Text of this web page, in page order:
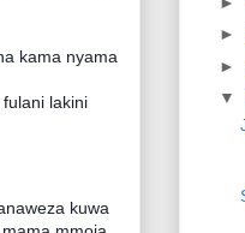
kama nyama
lakini
kuwa
►
►
▼